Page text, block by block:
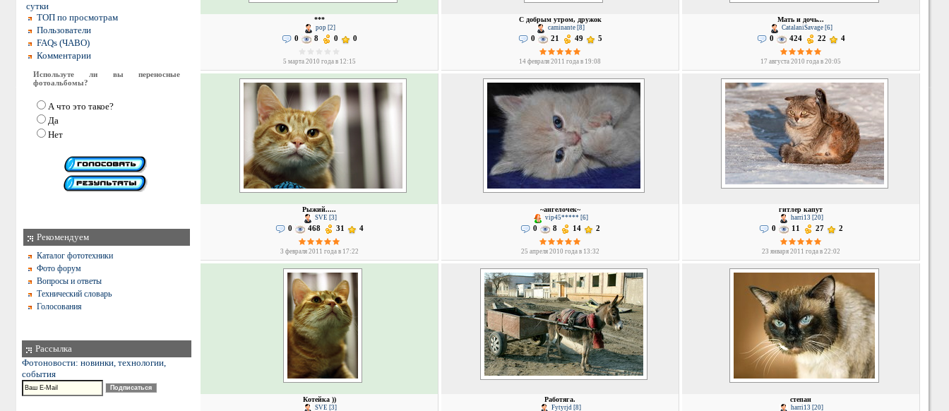
сутки
ТОП по просмотрам
Пользователи
FAQs (ЧАВО)
Комментарии
Используте ли вы переносные
фотоальбомы?
А что это такое?
Да
Нет
Рекомендуем
Каталог фототехники
Фото форум
Вопросы и ответы
Технический словарь
Голосования
Рассылка
Фотоновости: новинки, технологии,
события
***
pop [2]
0 8 0 0
5 марта 2010 года в 12:15
С добрым утром, дружок
caminante [8]
0 21 49 5
14 февраля 2011 года в 19:08
Мать и дочь...
CatalaniSavage [6]
0 424 22 4
17 августа 2010 года в 20:05
Рыжий.....
SVE [3]
0 468 31 4
3 февраля 2011 года в 17:22
~ангелочек~
vip45***** [6]
0 8 14 2
25 апреля 2010 года в 13:32
гитлер капут
harri13 [20]
0 11 27 2
23 января 2011 года в 22:02
Котейка ))
SVE [3]
Работяга.
Fytyrjd [8]
степан
harri13 [20]